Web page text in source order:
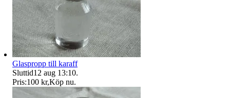
Glaspropp till karaff
Sluttid12 aug 13:10.
Pris:100 kr,Köp nu.